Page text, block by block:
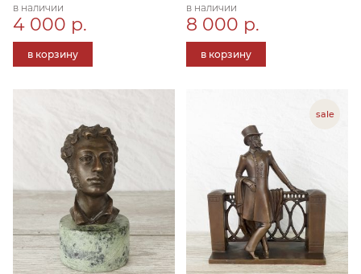
в наличии
4 000 р.
в корзину
в наличии
8 000 р.
в корзину